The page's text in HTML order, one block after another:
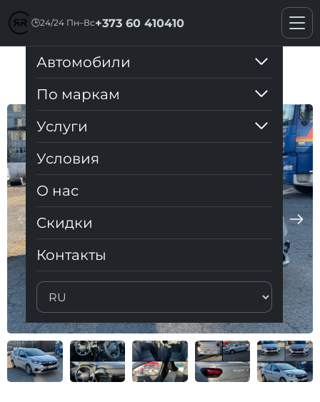
🕒24/24 Пн–Вс+373 60 410410
Автомобили
По маркам
Услуги
Условия
О нас
Cкидки
Контакты
Dacia Logan